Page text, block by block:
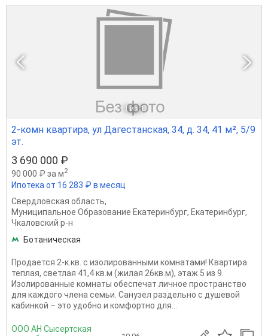
1 из 1
2-комн квартира, ул Дагестанская, 34, д. 34, 41 м², 5/9
эт.
3 690 000 ₽
90 000 ₽ за м2
Ипотека от 16 283 ₽ в месяц
Свердловская область,
Муниципальное Образование Екатеринбург, Екатеринбург,
Чкаловский р-н
Ботаническая
Продается 2-к.кв. с изолированными комнатами! Квартира
теплая, светлая 41,4 кв.м (жилая 26кв.м), этаж 5 из 9.
Изолированные комнаты обеспечат личное пространство
для каждого члена семьи. Санузел раздельно с душевой
кабинкой – это удобно и комфортно для...
ООО АН Сысертская